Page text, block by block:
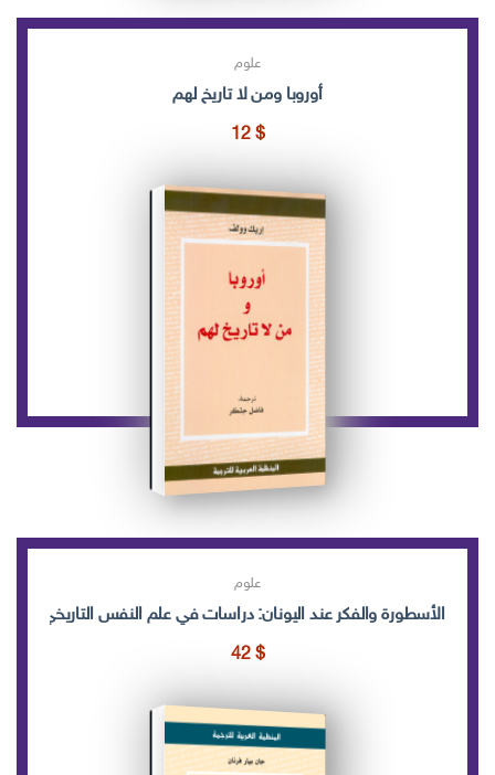
علوم
أوروبا ومن لا تاريخ لهم
12 $
علوم
الأسطورة والفكر عند اليونان: دراسات في علم النفس التاريخي
42 $